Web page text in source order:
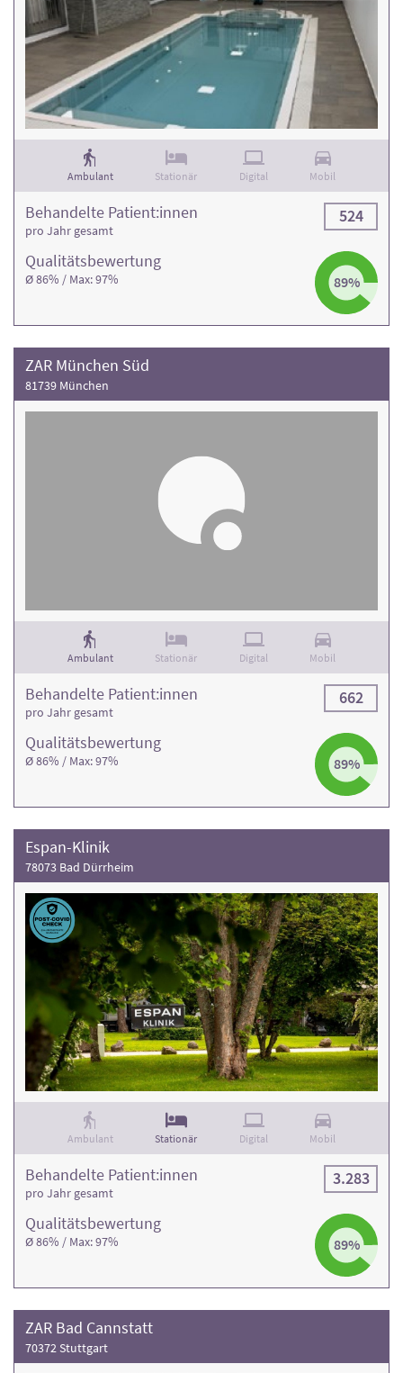
Ambulant Stationär Digital Mobil
Qualitäts­bewertung
Ø 86% / Max: 97% 89%
Behandelte Patient:innen
pro Jahr gesamt
524
ZAR München Süd
81739 München
Ambulant Stationär Digital Mobil
Qualitäts­bewertung
Ø 86% / Max: 97% 89%
Behandelte Patient:innen
pro Jahr gesamt
662
Espan-Klinik
78073 Bad Dürrheim
Ambulant Stationär Digital Mobil
Qualitäts­bewertung
Ø 86% / Max: 97% 89%
Behandelte Patient:innen
pro Jahr gesamt
3.283
ZAR Bad Cannstatt
70372 Stuttgart